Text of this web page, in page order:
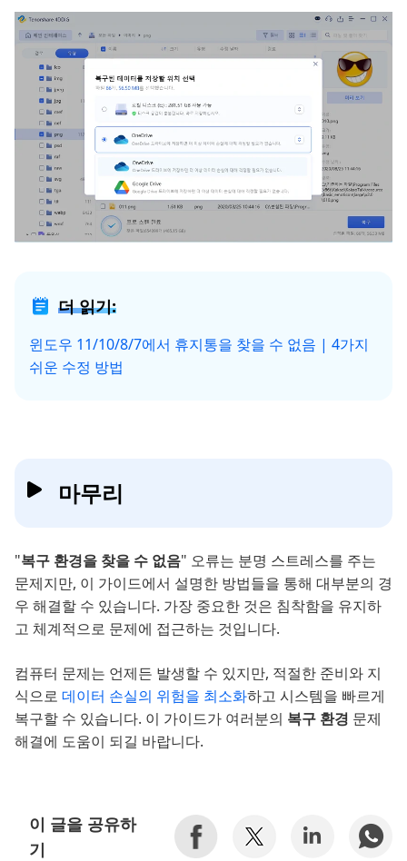
더 읽기:
윈도우 11/10/8/7에서 휴지통을 찾을 수 없음 | 4가지
쉬운 수정 방법
마무리
"복구 환경을 찾을 수 없음" 오류는 분명 스트레스를 주는
문제지만, 이 가이드에서 설명한 방법들을 통해 대부분의 경
우 해결할 수 있습니다. 가장 중요한 것은 침착함을 유지하
고 체계적으로 문제에 접근하는 것입니다.
컴퓨터 문제는 언제든 발생할 수 있지만, 적절한 준비와 지
식으로 데이터 손실의 위험을 최소화하고 시스템을 빠르게
복구할 수 있습니다. 이 가이드가 여러분의 복구 환경 문제
해결에 도움이 되길 바랍니다.
이 글을 공유하
기